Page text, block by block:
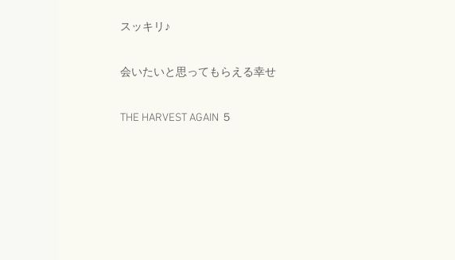
スッキリ♪
会いたいと思ってもらえる幸せ
THE HARVEST AGAIN ５